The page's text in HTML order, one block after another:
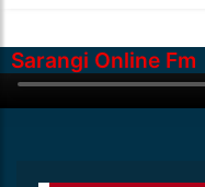
Sarangi Online Fm